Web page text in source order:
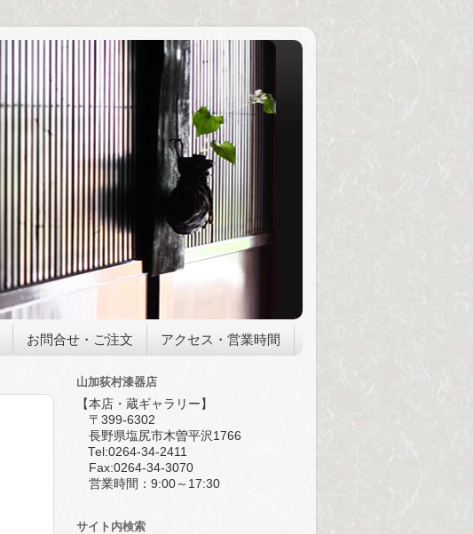
お問合せ・ご注文 アクセス・営業時間
山加荻村漆器店
【本店・蔵ギャラリー】
〒399-6302
長野県塩尻市木曽平沢1766
Tel:0264-34-2411
Fax:0264-34-3070
営業時間：9:00～17:30
サイト内検索